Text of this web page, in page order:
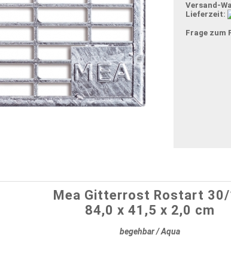
Versand-
Lieferzeit:
Frage zum
Mea Gitterrost Rostart 30/
84,0 x 41,5 x 2,0 cm
begehbar / Aqua